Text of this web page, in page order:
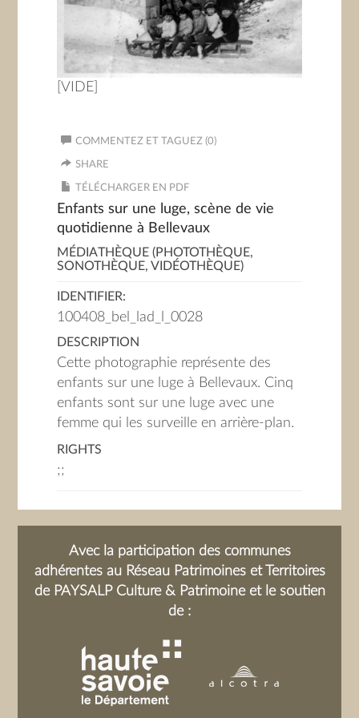
[VIDE]
COMMENTEZ ET TAGUEZ (0)
SHARE
TÉLÉCHARGER EN PDF
Enfants sur une luge, scène de vie
quotidienne à Bellevaux
MÉDIATHÈQUE (PHOTOTHÈQUE,
SONOTHÈQUE, VIDÉOTHÈQUE)
IDENTIFIER:
100408_bel_lad_l_0028
DESCRIPTION
Cette photographie représente des
enfants sur une luge à Bellevaux. Cinq
enfants sont sur une luge avec une
femme qui les surveille en arrière-plan.
RIGHTS
;;
Avec la participation des communes
adhérentes au Réseau Patrimoines et Territoires
de PAYSALP Culture & Patrimoine et le soutien
de :